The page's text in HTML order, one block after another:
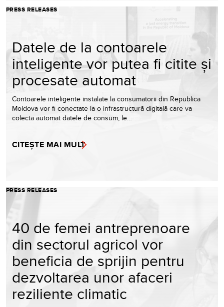
PRESS RELEASES
Datele de la contoarele
inteligente vor putea fi citite și
procesate automat
Contoarele inteligente instalate la consumatorii din Republica
Moldova vor fi conectate la o infrastructură digitală care va
colecta automat datele de consum, le…
CITEȘTE MAI MULT
PRESS RELEASES
40 de femei antreprenoare
din sectorul agricol vor
beneficia de sprijin pentru
dezvoltarea unor afaceri
reziliente climatic